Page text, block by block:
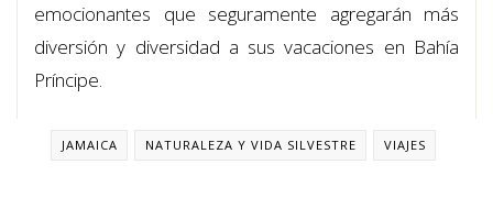
emocionantes que seguramente agregarán más
diversión y diversidad a sus vacaciones en Bahía
Príncipe.
JAMAICA NATURALEZA Y VIDA SILVESTRE VIAJES